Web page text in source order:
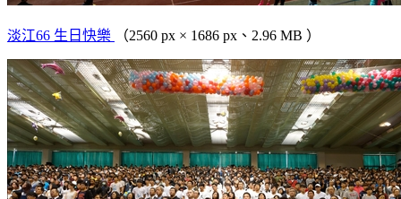
淡江66 生日快樂 （2560 px × 1686 px、2.96 MB ）